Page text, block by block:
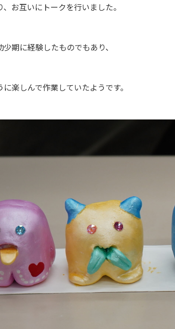
お互いにトークを行いました。
期に経験したものでもあり、
楽しんで作業していたようです。